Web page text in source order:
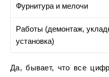
Фурнитура и мелочи
Работы (демонтаж,
установка)
Да, бывает, что все